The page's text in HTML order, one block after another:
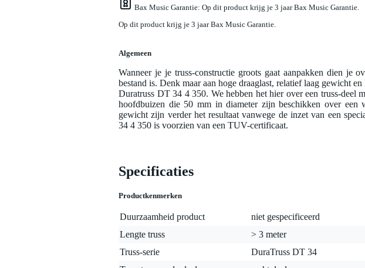
Bax Music Garantie: Op dit product krijg je 3 jaar Bax Music Garantie.
Op dit product krijg je 3 jaar Bax Music Garantie.
Algemeen
Wanneer je je truss-constructie groots gaat aanpakken dien je
bestand is. Denk maar aan hoge draaglast, relatief laag gewicht
Duratruss DT 34 4 350. We hebben het hier over een truss-deel
hoofdbuizen die 50 mm in diameter zijn beschikken over een
gewicht zijn verder het resultaat vanwege de inzet van een
34 4 350 is voorzien van een TUV-certificaat.
Specificaties
Productkenmerken
Duurzaamheid product
niet gespecificeerd
Lengte truss
> 3 meter
Truss-serie
DuraTruss DT 34